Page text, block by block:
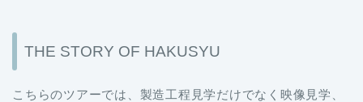
THE STORY OF HAKUSYU
こちらのツアーでは、製造工程見学だけでなく映像見学、